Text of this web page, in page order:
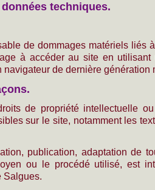
techniques.
de dommages matériels liés
à accéder au site en utilisant
de dernière génération
de propriété intellectuelle
sur le site, notamment les
publication, adaptation de
ou le procédé utilisé, est
Salgues.